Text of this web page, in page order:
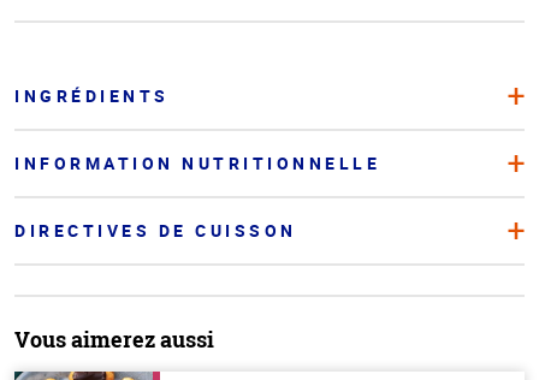
INGRÉDIENTS
INFORMATION NUTRITIONNELLE
DIRECTIVES DE CUISSON
Vous aimerez aussi